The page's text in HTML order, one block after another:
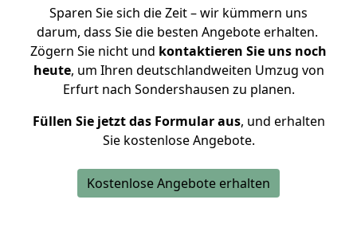
Sparen Sie sich die Zeit – wir kümmern uns
darum, dass Sie die besten Angebote erhalten.
Zögern Sie nicht und kontaktieren Sie uns noch
heute, um Ihren deutschlandweiten Umzug von
Erfurt nach Sondershausen zu planen.
Füllen Sie jetzt das Formular aus, und erhalten
Sie kostenlose Angebote.
Kostenlose Angebote erhalten